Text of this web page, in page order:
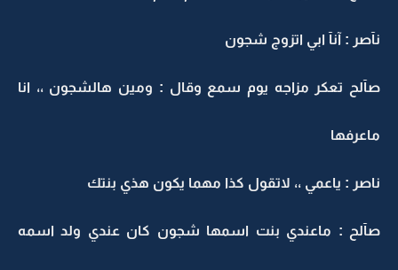
نآصر : آنآ ابي اتزوج شجون
صآلح تعكر مزاجه يوم سمع وقال : ومين هالشجون ،، انا
ماعرفها
ناصر : ياعمي ،، لاتقول كذا مهما يكون هذي بنتك
صآلح : ماعندي بنت اسمها شجون كان عندي ولد اسمه